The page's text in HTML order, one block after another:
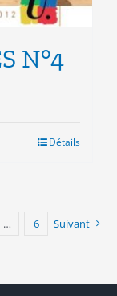
N°4
Détails
… 6 Suivant